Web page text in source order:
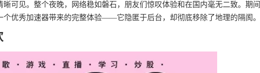
可见。整个夜晚，网络稳如磐石，朋友们惊叹体验和在国内毫无二致。期
优秀加速器带来的完整体验——它隐匿于后台，却彻底移除了地理的隔阂。